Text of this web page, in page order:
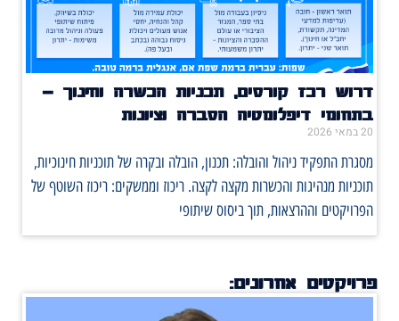
דרוש רכז קורסים, תכניות הכשרה וחינוך –
בתחומי דיפלומטיה הסברה וציונות
20 במאי 2026
מסגרת התפקיד ניהול והובלה: תכנון, הובלה ובקרה של תוכניות חינוכיות,
תוכניות מנהיגות והכשרות מקצה לקצה. ריכוז וממשקים: ריכוז השוטף של
הפרויקטים וההרצאות, תוך ביסוס שיתופי
פרויקטים אחרונים: